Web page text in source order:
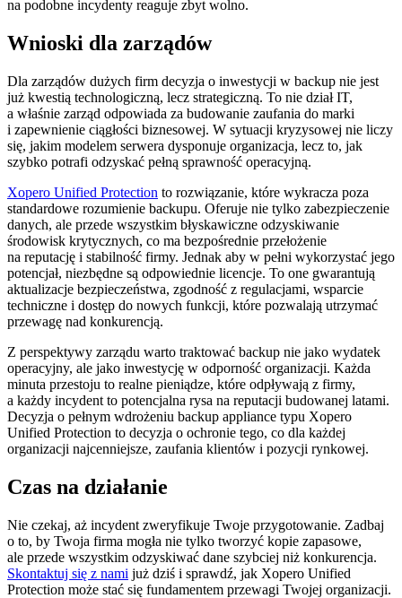
na podobne incydenty reaguje zbyt wolno.
Wnioski dla zarządów
Dla zarządów dużych firm decyzja o inwestycji w backup nie jest
już kwestią technologiczną, lecz strategiczną. To nie dział IT,
a właśnie zarząd odpowiada za budowanie zaufania do marki
i zapewnienie ciągłości biznesowej. W sytuacji kryzysowej nie liczy
się, jakim modelem serwera dysponuje organizacja, lecz to, jak
szybko potrafi odzyskać pełną sprawność operacyjną.
Xopero Unified Protection to rozwiązanie, które wykracza poza
standardowe rozumienie backupu. Oferuje nie tylko zabezpieczenie
danych, ale przede wszystkim błyskawiczne odzyskiwanie
środowisk krytycznych, co ma bezpośrednie przełożenie
na reputację i stabilność firmy. Jednak aby w pełni wykorzystać jego
potencjał, niezbędne są odpowiednie licencje. To one gwarantują
aktualizacje bezpieczeństwa, zgodność z regulacjami, wsparcie
techniczne i dostęp do nowych funkcji, które pozwalają utrzymać
przewagę nad konkurencją.
Z perspektywy zarządu warto traktować backup nie jako wydatek
operacyjny, ale jako inwestycję w odporność organizacji. Każda
minuta przestoju to realne pieniądze, które odpływają z firmy,
a każdy incydent to potencjalna rysa na reputacji budowanej latami.
Decyzja o pełnym wdrożeniu backup appliance typu Xopero
Unified Protection to decyzja o ochronie tego, co dla każdej
organizacji najcenniejsze, zaufania klientów i pozycji rynkowej.
Czas na działanie
Nie czekaj, aż incydent zweryfikuje Twoje przygotowanie. Zadbaj
o to, by Twoja firma mogła nie tylko tworzyć kopie zapasowe,
ale przede wszystkim odzyskiwać dane szybciej niż konkurencja.
Skontaktuj się z nami już dziś i sprawdź, jak Xopero Unified
Protection może stać się fundamentem przewagi Twojej organizacji.